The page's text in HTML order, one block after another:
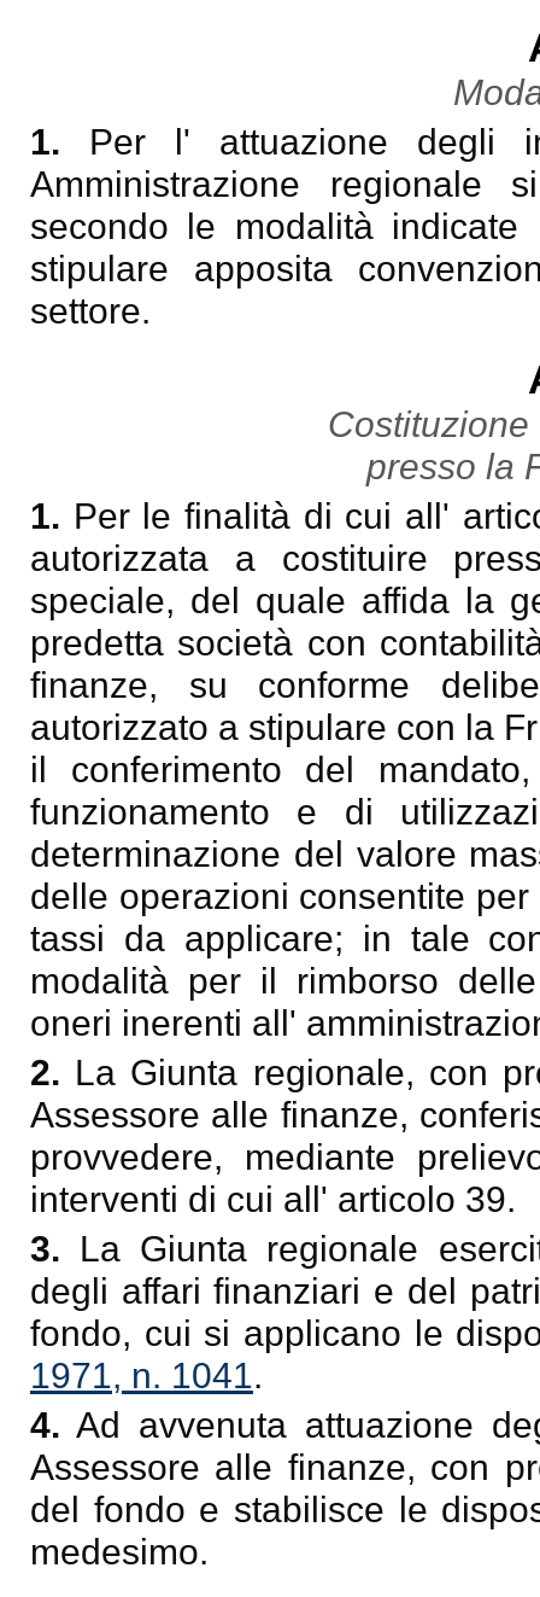
1. Per l' attuazione degli
Amministrazione
secondo le modalità
stipulare apposita
settore.
presso la
1. Per le finalità di cui all'
autorizzata a costituire
speciale, del quale affida la
predetta società con
finanze, su conforme
autorizzato a stipulare con la
il conferimento del
funzionamento e di
determinazione del valore
delle operazioni consentite
tassi da applicare; in tale
modalità per il rimborso
oneri inerenti all'
2. La Giunta regionale, con
Assessore alle finanze,
provvedere, mediante
interventi di cui all' articolo 39.
3. La Giunta regionale
degli affari finanziari e del
fondo, cui si applicano le
1971, n. 1041.
4. Ad avvenuta attuazione
Assessore alle finanze, con
del fondo e stabilisce le
medesimo.